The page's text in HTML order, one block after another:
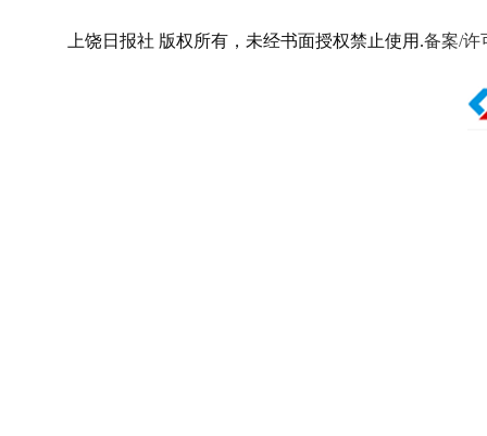
上饶日报社 版权所有，未经书面授权禁止使用.备案/许